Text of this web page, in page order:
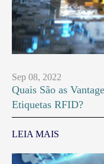
Sep 08, 2022
Quais São as
Etiquetas RFID?
LEIA MAIS